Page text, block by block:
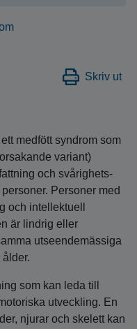
Skriv ut
medfött syndrom som
variant)
och svårighets­
Personer med
och intellektuell
är lindrig eller
utseendemässiga
som kan leda till
utveckling. En
njurar och skelett kan